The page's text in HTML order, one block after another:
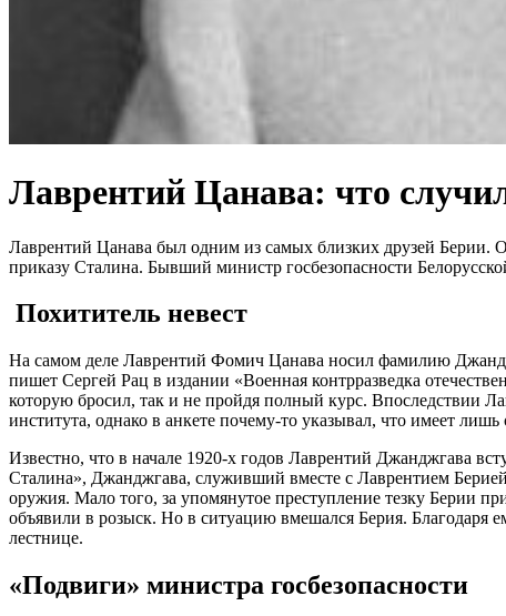
Лаврентий Цанава: что
Лаврентий Цанава был одним из самых близких друзей Берии.
приказу Сталина. Бывший министр госбезопасности
Похититель невест
На самом деле Лаврентий Фомич Цанава носил фамилию
пишет Сергей Рац в издании «Военная контрразведка
которую бросил, так и не пройдя полный курс. Впоследствии
института, однако в анкете почему-то указывал, что имеет
Известно, что в начале 1920-х годов Лаврентий Джанджгава
Сталина», Джанджгава, служивший вместе с Лаврентием
оружия. Мало того, за упомянутое преступление тезку Берии
объявили в розыск. Но в ситуацию вмешался Берия. Благодаря
лестнице.
«Подвиги» министра госбезопасности